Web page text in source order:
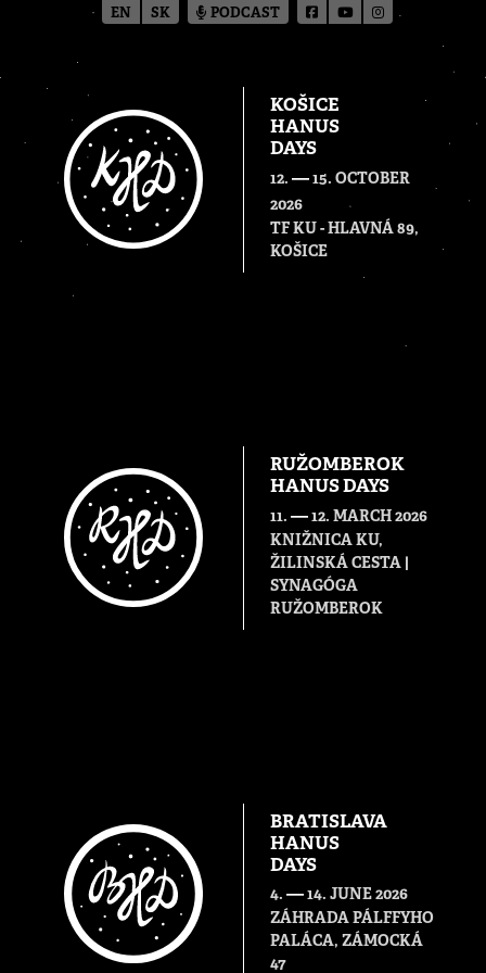
KOŠICE
HANUS
DAYS
12. — 15. OCTOBER
2026
TF KU - HLAVNÁ 89,
KOŠICE
RUŽOMBEROK
HANUS DAYS
11. — 12. MARCH 2026
KNIŽNICA KU,
ŽILINSKÁ CESTA |
SYNAGÓGA
RUŽOMBEROK
BRATISLAVA
HANUS
DAYS
4. — 14. JUNE 2026
ZÁHRADA PÁLFFYHO
PALÁCA, ZÁMOCKÁ
47
EN SK PODCAST